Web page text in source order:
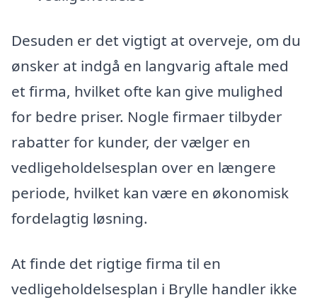
Desuden er det vigtigt at overveje, om du
ønsker at indgå en langvarig aftale med
et firma, hvilket ofte kan give mulighed
for bedre priser. Nogle firmaer tilbyder
rabatter for kunder, der vælger en
vedligeholdelsesplan over en længere
periode, hvilket kan være en økonomisk
fordelagtig løsning.
At finde det rigtige firma til en
vedligeholdelsesplan i Brylle handler ikke